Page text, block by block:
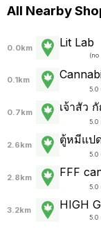
All Nearby
0.0km Lit Lab
(no
0.1km
5.0
0.7km เจ้าสัว
5.0
2.6km ตู้หมีแป
5.0
2.8km FFF
5.0
3.2km HIGH
5.0